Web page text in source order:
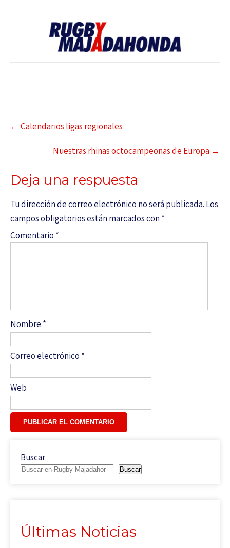
← Calendarios ligas regionales
Nuestras rhinas octocampeonas de Europa →
Deja una respuesta
Tu dirección de correo electrónico no será publicada. Los
campos obligatorios están marcados con *
Comentario *
Nombre *
Correo electrónico *
Web
Buscar
Buscar
Últimas Noticias